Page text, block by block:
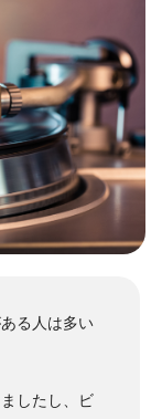
る人は多い
したし、ビ